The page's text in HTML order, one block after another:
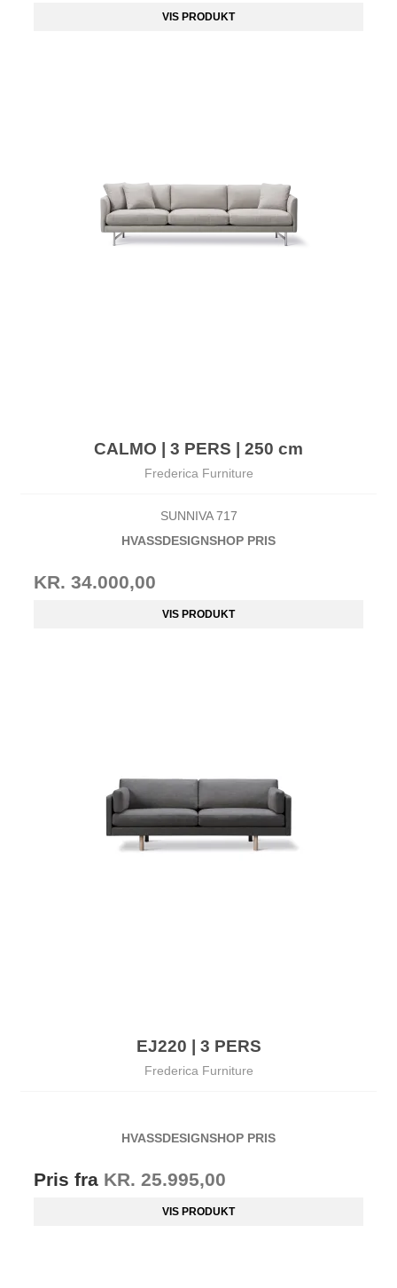
VIS PRODUKT
CALMO | 3 PERS | 250 cm
Frederica Furniture
SUNNIVA 717
HVASSDESIGNSHOP PRIS
KR. 34.000,00
VIS PRODUKT
EJ220 | 3 PERS
Frederica Furniture
HVASSDESIGNSHOP PRIS
Pris fra KR. 25.995,00
VIS PRODUKT